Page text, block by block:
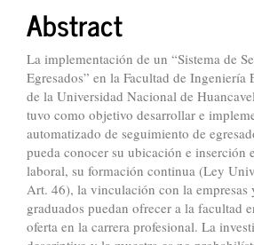
Abstract
La implementación de un “Sistema de
Egresados” en la Facultad de Ingeniería
de la Universidad Nacional de
tuvo como objetivo desarrollar e
automatizado de seguimiento de
pueda conocer su ubicación e inserción
laboral, su formación continua (Ley
Art. 46), la vinculación con la empresas
graduados puedan ofrecer a la facultad
oferta en la carrera profesional. La